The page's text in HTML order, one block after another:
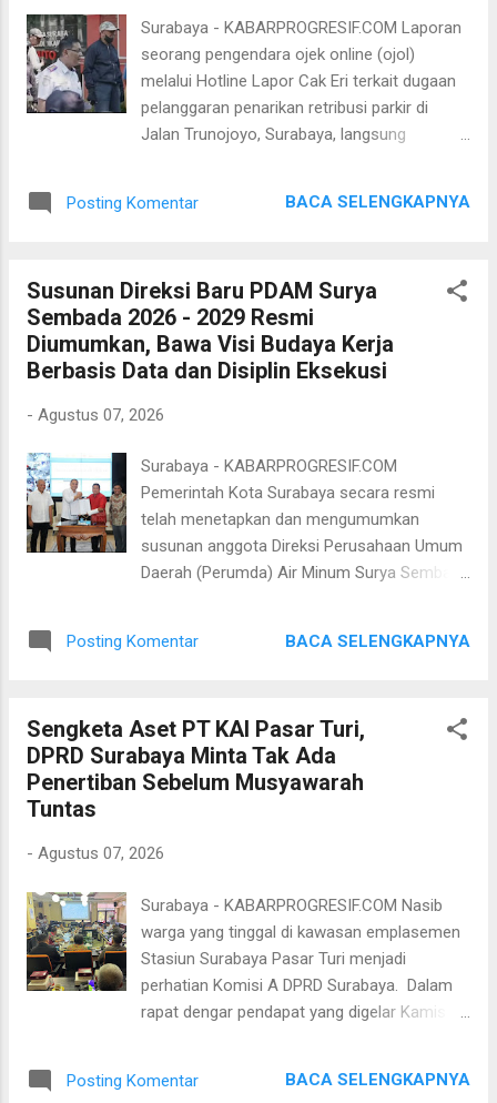
kuliner khas Surabaya. Salah satu yang
menjadi perhatian adalah batik hasil
kolaborasi desainer dengan anak-anak
Rumah Anak Prestasi (RAP). “Dengan
kualitas produk yang semakin menarik, saya
miliar seperti tahun-tahun sebelumnya,” kata
Surabaya - KABARPROGRESIF.COM Laporan
seorang pengendara ojek online (ojol)
melalui Hotline Lapor Cak Eri terkait dugaan
pelanggaran penarikan retribusi parkir di
Jalan Trunojoyo, Surabaya, langsung
pengendara ojol merekam dugaan
tepatnya di sekitar SDN Dr. Soetomo V.
Persoalan kemudian berkembang menjadi
perselisihan antara jukir, pengendara ojol, dan
petugas keamanan salah satu kafe di sekitar
Perhubungan (Dishub) Surabaya bersama
langsung ke lokasi untuk memastikan
persoalan sekaligus menindaklanjuti dugaan
pelanggaran yang dilaporkan warga. Kepala
Dishub Surabaya, Trio Wahyu Bowo,
mengatakan jukir yang terlibat merupakan
terdaftar di UPTD Parkir. Setelah dilakukan
Posting Komentar BACA SELENGKAPNYA
Susunan Direksi Baru PDAM Surya
Sembada 2026 - 2029 Resmi
Diumumkan, Bawa Visi Budaya Kerja
Berbasis Data dan Disiplin Eksekusi
- Agustus 07, 2026
Surabaya - KABARPROGRESIF.COM
Pemerintah Kota Surabaya secara resmi
telah menetapkan dan mengumumkan
susunan anggota Direksi Perusahaan Umum
Daerah (Perumda) Air Minum Surya Sembada
Seleksi Anggota Direksi Nomor:
Kusuma, dan telah tertuang secara sah
dalam Keputusan Wali Kota Surabaya. ​
Melalui proses seleksi yang komprehensif,
Kota Surabaya periode 2026 - 2029 yakni ​
Direktur Pelayanan, Sayid Mochamad Iqbal,
S.Kom., CISA dan ​Direktur Operasi: Bagus
Andi Puspito, S.T. ​Perpaduan keahlian dari
ketiga figur in yang mencakup bidang
manajemen strategis, sistem informasi dan
diharapkan saling melengkapi dalam
Posting Komentar BACA SELENGKAPNYA
Sengketa Aset PT KAI Pasar Turi,
DPRD Surabaya Minta Tak Ada
Penertiban Sebelum Musyawarah
Tuntas
- Agustus 07, 2026
Surabaya - KABARPROGRESIF.COM Nasib
warga yang tinggal di kawasan emplasemen
Stasiun Surabaya Pasar Turi menjadi
perhatian Komisi A DPRD Surabaya. Dalam
rapat dengar pendapat yang digelar Kamis
Indonesia (KAI) dilakukan melalui
Posting Komentar BACA SELENGKAPNYA